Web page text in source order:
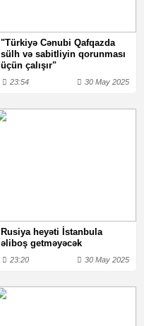
"Türkiyə Cənubi Qafqazda
sülh və sabitliyin qorunması
üçün çalışır"
23:54 30 May 2025
Rusiya heyəti İstanbula
əliboş getməyəcək
23:20 30 May 2025